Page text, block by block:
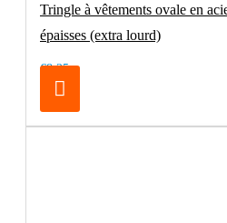
Tringle à vêtements ovale en
épaisses (extra lourd)
€8.25